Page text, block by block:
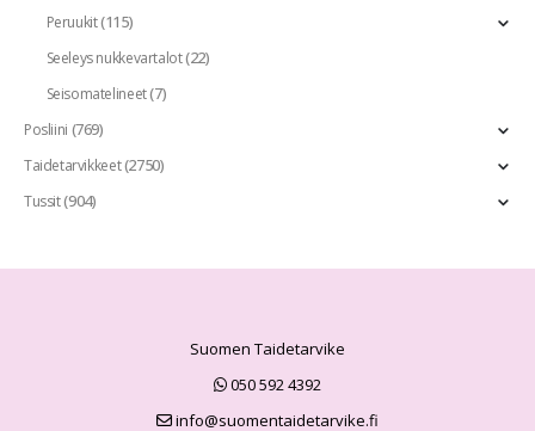
Peruukit(115)
Seeleys nukkevartalot(22)
Seisomatelineet(7)
Posliini (769)
Taidetarvikkeet(2750)
Tussit(904)
Suomen Taidetarvike
050 592 4392
info@suomentaidetarvike.fi